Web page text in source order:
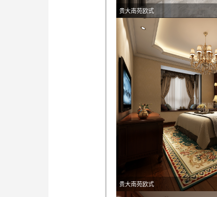
贵大南苑欧式
贵大南苑欧式